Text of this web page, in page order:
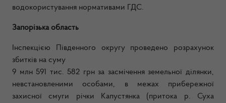
водокористування нормативами ГДС.
Запорізька область
Інспекцією Південного округу проведено розрахунок
збитків на суму
9 млн 591 тис. 582 грн за засмічення земельної ділянки,
невстановленими особами, в межах прибережної
захисної смуги річки Капустянка (притока р. Суха